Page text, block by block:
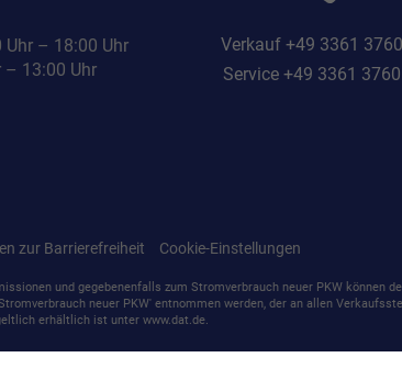
– 18:00 Uhr
– 13:00 Uhr
Verkauf +49 3361
Service +49 3361 3760
zur Barrierefreiheit Cookie-Einstellungen
und gegebenenfalls zum Stromverbrauch neuer PKW können
neuer PKW' entnommen werden, der an allen
erhältlich ist unter www.dat.de.